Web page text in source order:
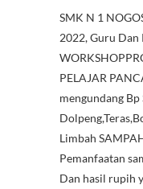
e
b
o
o
k
SMK N 1
2022, Guru
PELAJAR
mengundang
Limbah
Pemanfaatan
Dan hasil rupih